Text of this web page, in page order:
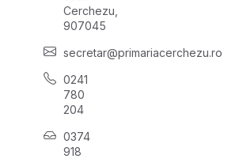
Cerchezu,
907045
secretar@primariacerchezu.ro
0241
780
204
0374
918